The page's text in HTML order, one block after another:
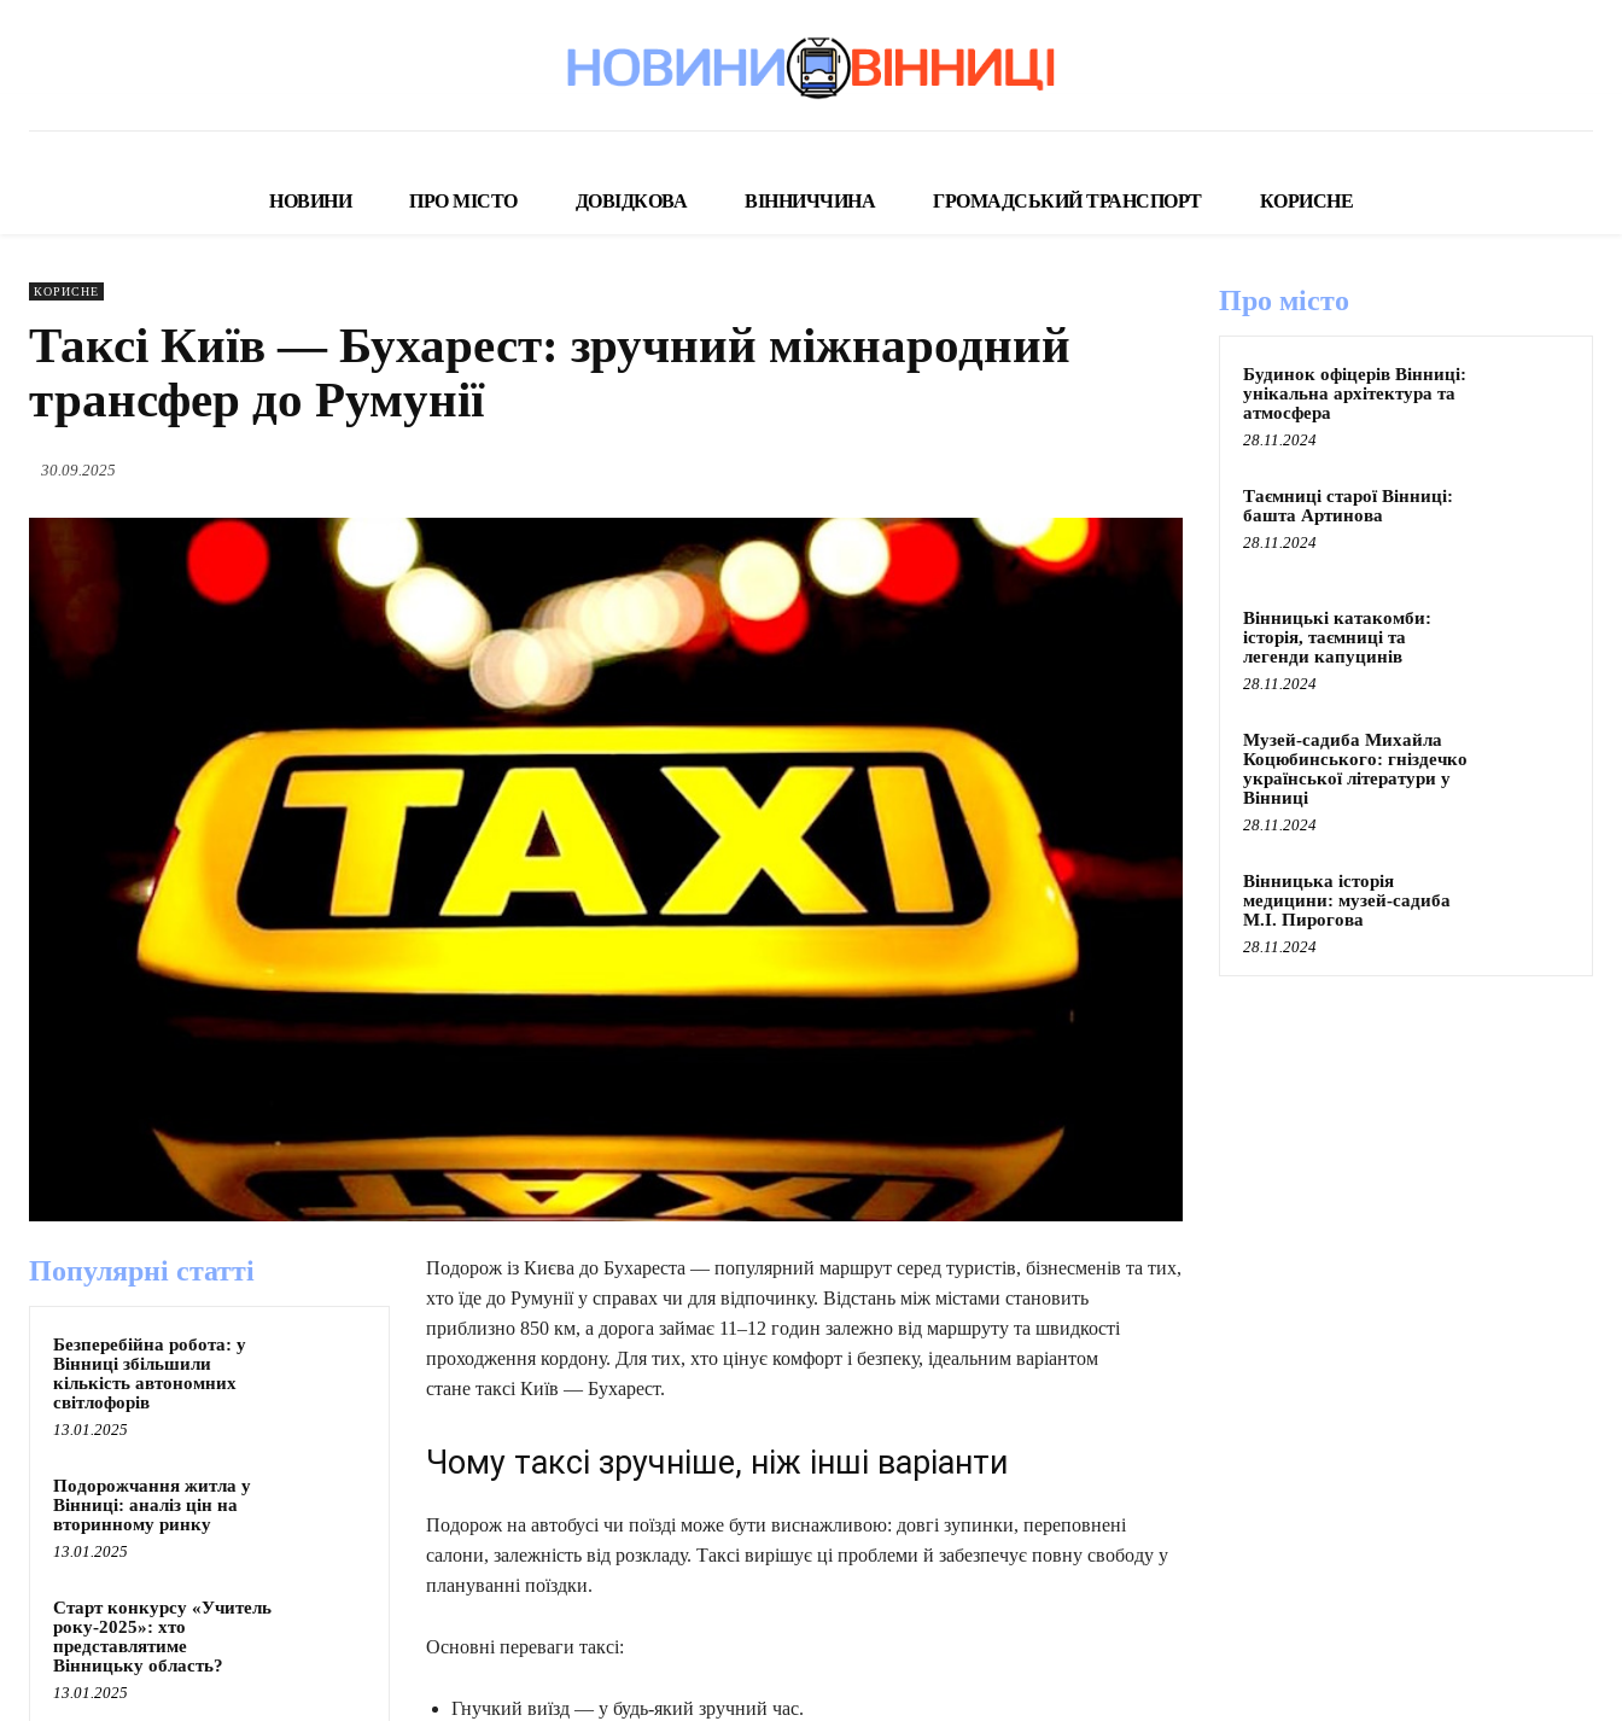
НОВИНИ ПРО МІСТО ДОВІДКОВА ВІННИЧЧИНА ГРОМАДСЬКИЙ ТРАНСПОРТ КОРИСНЕ
КОРИСНЕ
Таксі Київ — Бухарест: зручний міжнародний
трансфер до Румунії
30.09.2025
Популярні статті
Безперебійна робота: у
Вінниці збільшили
кількість автономних
світлофорів
13.01.2025
Подорожчання житла у
Вінниці: аналіз цін на
вторинному ринку
13.01.2025
Старт конкурсу «Учитель
року-2025»: хто
представлятиме
Вінницьку область?
13.01.2025
Подорож із Києва до Бухареста — популярний маршрут серед туристів, бізнесменів та тих,
хто їде до Румунії у справах чи для відпочинку. Відстань між містами становить
приблизно 850 км, а дорога займає 11–12 годин залежно від маршруту та швидкості
проходження кордону. Для тих, хто цінує комфорт і безпеку, ідеальним варіантом
стане таксі Київ — Бухарест.
Чому таксі зручніше, ніж інші варіанти
Подорож на автобусі чи поїзді може бути виснажливою: довгі зупинки, переповнені
салони, залежність від розкладу. Таксі вирішує ці проблеми й забезпечує повну свободу у
плануванні поїздки.
Основні переваги таксі:
Гнучкий виїзд — у будь-який зручний час.
Про місто
Будинок офіцерів Вінниці:
унікальна архітектура та
атмосфера
28.11.2024
Таємниці старої Вінниці:
башта Артинова
28.11.2024
Вінницькі катакомби:
історія, таємниці та
легенди капуцинів
28.11.2024
Музей-садиба Михайла
Коцюбинського: гніздечко
української літератури у
Вінниці
28.11.2024
Вінницька історія
медицини: музей-садиба
М.І. Пирогова
28.11.2024